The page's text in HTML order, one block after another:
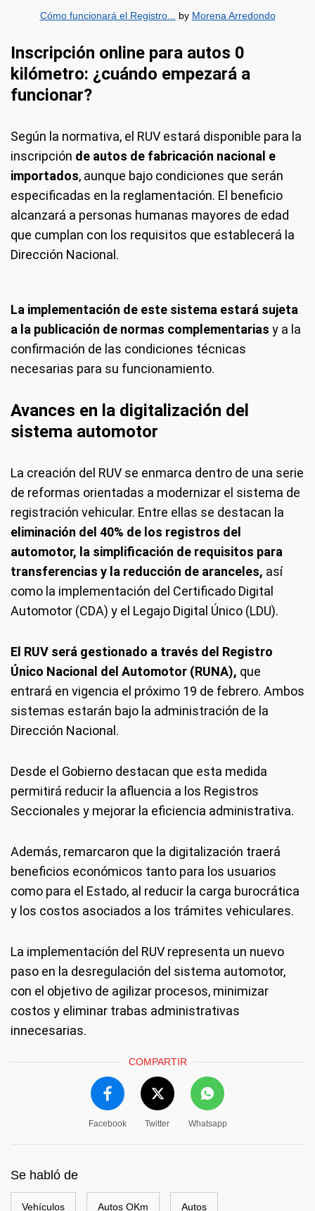
Cómo funcionará el Registro... by Morena Arredondo
Inscripción online para autos 0
kilómetro: ¿cuándo empezará a
funcionar?
Según la normativa, el RUV estará disponible para la
inscripción de autos de fabricación nacional e
importados, aunque bajo condiciones que serán
especificadas en la reglamentación. El beneficio
alcanzará a personas humanas mayores de edad
que cumplan con los requisitos que establecerá la
Dirección Nacional.
La implementación de este sistema estará sujeta
a la publicación de normas complementarias y a la
confirmación de las condiciones técnicas
necesarias para su funcionamiento.
Avances en la digitalización del
sistema automotor
La creación del RUV se enmarca dentro de una serie
de reformas orientadas a modernizar el sistema de
registración vehicular. Entre ellas se destacan la
eliminación del 40% de los registros del
automotor, la simplificación de requisitos para
transferencias y la reducción de aranceles, así
como la implementación del Certificado Digital
Automotor (CDA) y el Legajo Digital Único (LDU).
El RUV será gestionado a través del Registro
Único Nacional del Automotor (RUNA), que
entrará en vigencia el próximo 19 de febrero. Ambos
sistemas estarán bajo la administración de la
Dirección Nacional.
Desde el Gobierno destacan que esta medida
permitirá reducir la afluencia a los Registros
Seccionales y mejorar la eficiencia administrativa.
Además, remarcaron que la digitalización traerá
beneficios económicos tanto para los usuarios
como para el Estado, al reducir la carga burocrática
y los costos asociados a los trámites vehiculares.
La implementación del RUV representa un nuevo
paso en la desregulación del sistema automotor,
con el objetivo de agilizar procesos, minimizar
costos y eliminar trabas administrativas
innecesarias.
COMPARTIR
Facebook Twitter Whatsapp
Se habló de
Vehículos Autos OKm Autos